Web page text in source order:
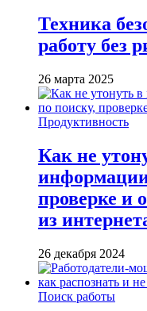
Техника
работу без
26 марта 2025
Продуктивность
Как не
проверке и
из
26 декабря 2024
Поиск работы